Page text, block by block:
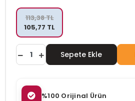
113,38 TL
105,77 TL
Sepete Ekle
%100 Orijinal Ürün